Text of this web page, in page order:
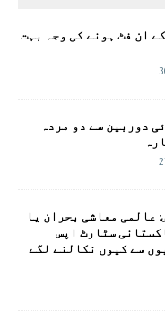
ان فٹ ہونے کی وجہ بہت
دوربین سے دو مردہ
عالمی معاشی بحران یا
سٹارٹ اپس
سے کیوں نکالنے لگے